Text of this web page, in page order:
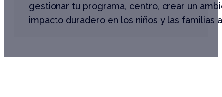
gestionar tu programa, centro, crear un
impacto duradero en los niños y las familias